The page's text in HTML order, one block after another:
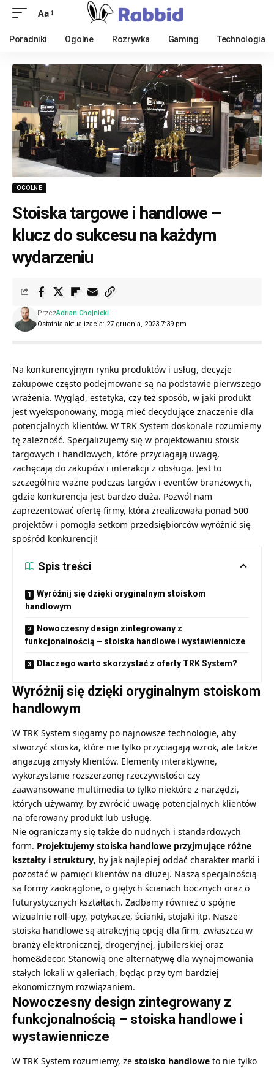
Aa
Poradniki Ogolne Rozrywka Gaming Technologia
OGOLNE
Stoiska targowe i handlowe –
klucz do sukcesu na każdym
wydarzeniu
Ostatnia aktualizacja: 27 grudnia, 2023 7:39 pm
PrzezAdrian Chojnicki
Na konkurencyjnym rynku produktów i usług, decyzje
zakupowe często podejmowane są na podstawie pierwszego
wrażenia. Wygląd, estetyka, czy też sposób, w jaki produkt
jest wyeksponowany, mogą mieć decydujące znaczenie dla
potencjalnych klientów. W TRK System doskonale rozumiemy
tę zależność. Specjalizujemy się w projektowaniu stoisk
targowych i handlowych, które przyciągają uwagę,
zachęcają do zakupów i interakcji z obsługą. Jest to
szczególnie ważne podczas targów i eventów branżowych,
gdzie konkurencja jest bardzo duża. Pozwól nam
zaprezentować ofertę firmy, która zrealizowała ponad 500
projektów i pomogła setkom przedsiębiorców wyróżnić się
spośród konkurencji!
Spis treści
Wyróżnij się dzięki oryginalnym stoiskom
handlowym
Nowoczesny design zintegrowany z
funkcjonalnością – stoiska handlowe i wystawiennicze
Dlaczego warto skorzystać z oferty TRK System?
Wyróżnij się dzięki oryginalnym stoiskom
handlowym
W TRK System sięgamy po najnowsze technologie, aby
stworzyć stoiska, które nie tylko przyciągają wzrok, ale także
angażują zmysły klientów. Elementy interaktywne,
wykorzystanie rozszerzonej rzeczywistości czy
zaawansowane multimedia to tylko niektóre z narzędzi,
których używamy, by zwrócić uwagę potencjalnych klientów
na oferowany produkt lub usługę.
Nie ograniczamy się także do nudnych i standardowych
form. Projektujemy stoiska handlowe przyjmujące różne
kształty i struktury, by jak najlepiej oddać charakter marki i
pozostać w pamięci klientów na dłużej. Naszą specjalnością
są formy zaokrąglone, o giętych ścianach bocznych oraz o
futurystycznych kształtach. Zadbamy również o spójne
wizualnie roll-upy, potykacze, ścianki, stojaki itp. Nasze
stoiska handlowe są atrakcyjną opcją dla firm, zwłaszcza w
branży elektronicznej, drogeryjnej, jubilerskiej oraz
home&decor. Stanowią one alternatywę dla wynajmowania
stałych lokali w galeriach, będąc przy tym bardziej
ekonomicznym rozwiązaniem.
Nowoczesny design zintegrowany z
funkcjonalnością – stoiska handlowe i
wystawiennicze
W TRK System rozumiemy, że stoisko handlowe to nie tylko